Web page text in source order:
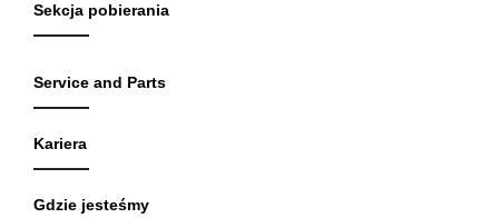
Sekcja pobierania
Service and Parts
Kariera
Gdzie jesteśmy